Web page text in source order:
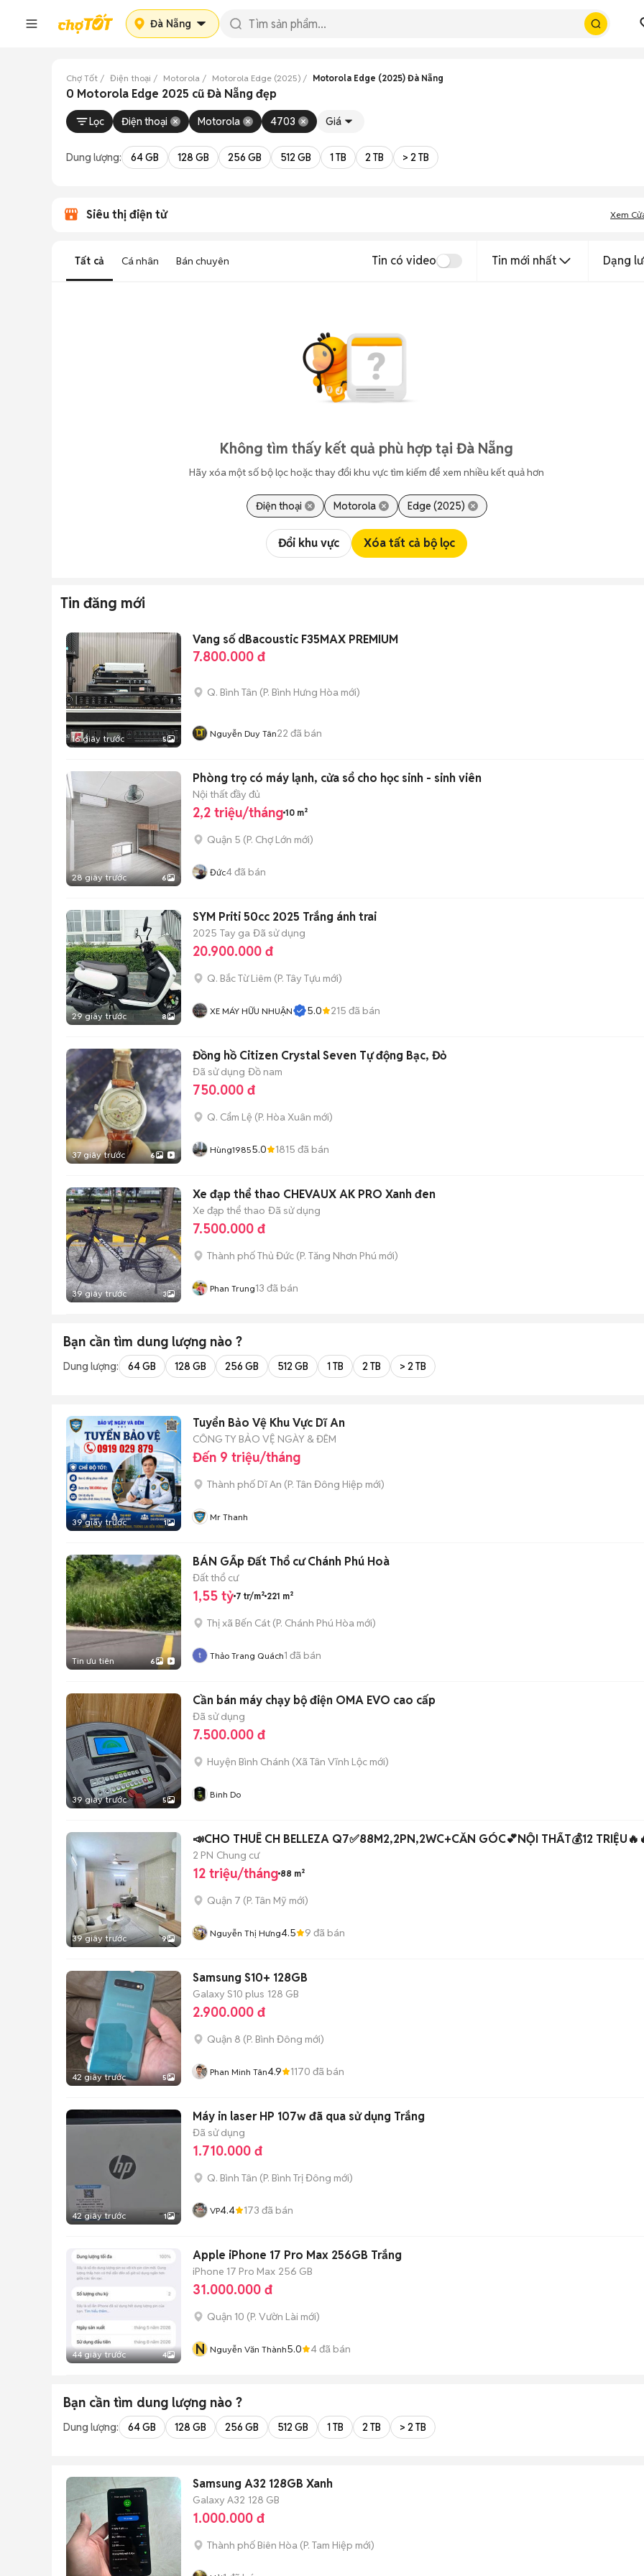
Đà Nẵng
Chợ Tốt Điện thoại Motorola Motorola Edge (2025) Motorola Edge (2025) Đà Nẵng
0 Motorola Edge 2025 cũ Đà Nẵng đẹp
Lọc Điện thoại Motorola 4703 Giá
Dung lượng: 64 GB 128 GB 256 GB 512 GB 1 TB 2 TB > 2 TB
Siêu thị điện tử Xem
Tất cả Cá nhân Bán chuyên Tin có video Tin mới nhất Dạng
Không tìm thấy kết quả phù hợp tại Đà Nẵng
Hãy xóa một số bộ lọc hoặc thay đổi khu vực tìm kiếm để xem nhiều kết quả hơn
Điện thoại Motorola Edge (2025)
Đổi khu vực Xóa tất cả bộ lọc
Tin đăng mới
16 giây trước 5
Vang số dBacoustic F35MAX PREMIUM
7.800.000 đ
Q. Bình Tân (P. Bình Hưng Hòa mới)
Nguyễn Duy Tân22 đã bán
28 giây trước 6
Phòng trọ có máy lạnh, cửa sổ cho học sinh - sinh viên
Nội thất đầy đủ
2,2 triệu/tháng 10 m²
Quận 5 (P. Chợ Lớn mới)
Đức4đã bán
29 giây trước 8
SYM Priti 50cc 2025 Trắng ánh trai
2025 Tay ga Đã sử dụng
20.900.000 đ
Q. Bắc Từ Liêm (P. Tây Tựu mới)
XE MÁY HỮU NHUẬN 5.0 215 đã bán
37 giây trước 6
Đồng hồ Citizen Crystal Seven Tự động Bạc, Đỏ
Đã sử dụng Đồ nam
750.000 đ
Q. Cẩm Lệ (P. Hòa Xuân mới)
Hùng19855.0 1815 đã bán
39 giây trước 3
Xe đạp thể thao CHEVAUX AK PRO Xanh đen
Xe đạp thể thao Đã sử dụng
7.500.000 đ
Thành phố Thủ Đức (P. Tăng Nhơn Phú mới)
Phan Trung13 đã bán
Bạn cần tìm dung lượng nào ?
Dung lượng: 64 GB 128 GB 256 GB 512 GB 1 TB 2 TB > 2 TB
39 giây trước 1
Tuyển Bảo Vệ Khu Vực Dĩ An
CÔNG TY BẢO VỆ NGÀY & ĐÊM
Đến 9 triệu/tháng
Thành phố Dĩ An (P. Tân Đông Hiệp mới)
Mr Thanh
Tin ưu tiên 6
BÁN GẤp Đất Thổ cư Chánh Phú Hoà
Đất thổ cư
1,55 tỷ 7 tr/m² 221 m²
Thị xã Bến Cát (P. Chánh Phú Hòa mới)
Thảo Trang Quách1 đã bán
39 giây trước 5
Cần bán máy chạy bộ điện OMA EVO cao cấp
Đã sử dụng
7.500.000 đ
Huyện Bình Chánh (Xã Tân Vĩnh Lộc mới)
Binh Do
39 giây trước 9
📣CHO THUÊ CH BELLEZA Q7✅88M2,2PN,2WC+CĂN GÓC💕NỘI THẤT💰12
2 PN Chung cư
12 triệu/tháng 88 m²
Quận 7 (P. Tân Mỹ mới)
Nguyễn Thị Hưng4.5 9 đã bán
42 giây trước 5
Samsung S10+ 128GB
Galaxy S10 plus 128 GB
2.900.000 đ
Quận 8 (P. Bình Đông mới)
Phan Minh Tân4.9 1170 đã bán
42 giây trước 1
Máy in laser HP 107w đã qua sử dụng Trắng
Đã sử dụng
1.710.000 đ
Q. Bình Tân (P. Bình Trị Đông mới)
VP4.4 173 đã bán
44 giây trước 4
Apple iPhone 17 Pro Max 256GB Trắng
iPhone 17 Pro Max 256 GB
31.000.000 đ
Quận 10 (P. Vườn Lài mới)
N Nguyễn Văn Thành5.0 4đã bán
Bạn cần tìm dung lượng nào ?
Dung lượng: 64 GB 128 GB 256 GB 512 GB 1 TB 2 TB > 2 TB
Samsung A32 128GB Xanh
Galaxy A32 128 GB
1.000.000 đ
Thành phố Biên Hòa (P. Tam Hiệp mới)